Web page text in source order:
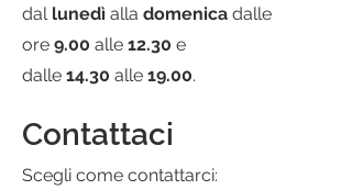
dal lunedì alla domenica dalle
ore 9.00 alle 12.30 e
dalle 14.30 alle 19.00.
Contattaci
Scegli come contattarci: